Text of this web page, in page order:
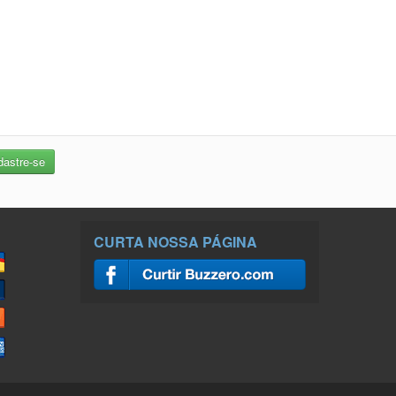
CURTA NOSSA PÁGINA